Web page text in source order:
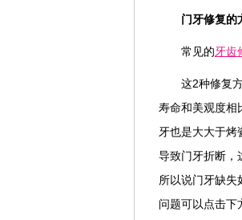
门牙修复的
常见的牙齿
这2种修复
寿命和美观度相
牙也是大大于烤
导致门牙折断，
所以说门牙缺失
问题可以点击下